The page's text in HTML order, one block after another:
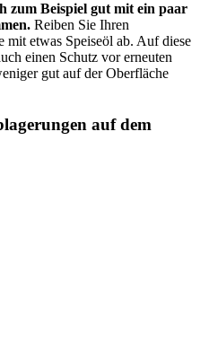
zum Beispiel gut mit ein paar
Reiben Sie Ihren
etwas Speiseöl ab. Auf diese
einen Schutz vor erneuten
gut auf der Oberfläche
auf dem